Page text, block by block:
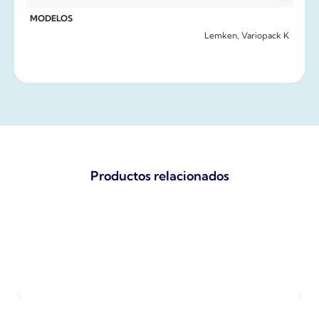
MODELOS
Lemken, Variopack K
Productos relacionados